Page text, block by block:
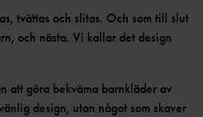
tvättas och slitas. Och som till slut
och nästa. Vi kallar det design
att göra bekväma barnkläder av
design, utan något som skaver